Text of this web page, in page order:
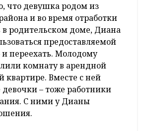
что девушка родом из
и во время отработки
родительском доме, Диана
предоставляемой
переехать. Молодому
комнату в арендной
квартире. Вместе с ней
– тоже работники
С ними у Дианы